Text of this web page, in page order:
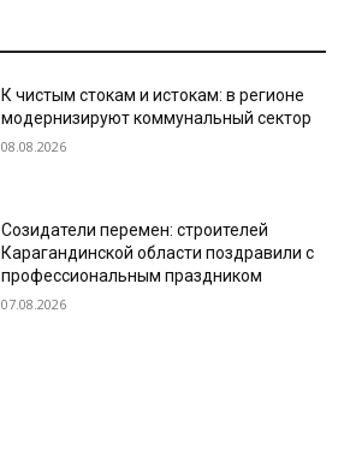
К чистым стокам и истокам: в регионе
модернизируют коммунальный сектор
08.08.2026
Созидатели перемен: строителей
Карагандинской области поздравили с
профессиональным праздником
07.08.2026